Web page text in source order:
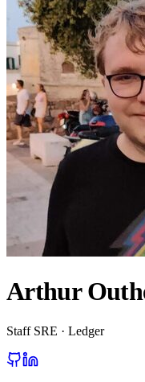
Arthur
Staff SRE · Ledger